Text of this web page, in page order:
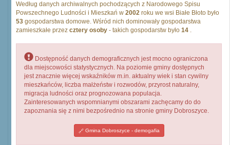
Według danych archiwalnych pochodzących z Narodowego Spisu
Powszechnego Ludności i Mieszkań w 2002 roku we wsi Białe Błoto było
53 gospodarstwa domowe. Wśród nich dominowały gospodarstwa
zamieszkałe przez cztery osoby - takich gospodarstw było 14 .
Dostępność danych demograficznych jest mocno ograniczona
dla miejscowości statystycznych. Na poziomie gminy dostępnych
jest znacznie więcej wskaźników m.in. aktualny wiek i stan cywilny
mieszkańców, liczba małżeństw i rozwodów, przyrost naturalny,
migracja ludności oraz prognozowana populacja.
Zainteresowanych wspomnianymi obszarami zachęcamy do do
zapoznania się z nimi bezpośrednio na stronie gminy Dobroszyce.
Gmina Dobroszyce - demogafia